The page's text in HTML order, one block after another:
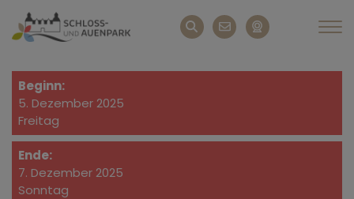
Beginn:
5. Dezember 2025
Freitag
Ende:
7. Dezember 2025
Sonntag